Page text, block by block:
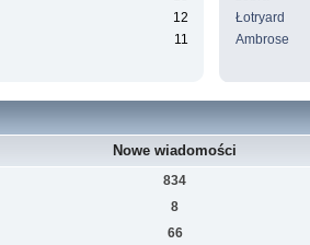
12
11
Łotryard
Ambrose
Nowe wiadomości
834
8
66